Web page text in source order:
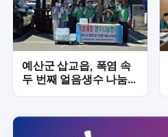
예산군 삽교읍, 폭염 속
두 번째 얼음생수 나눔…
주민 건강 지킨다